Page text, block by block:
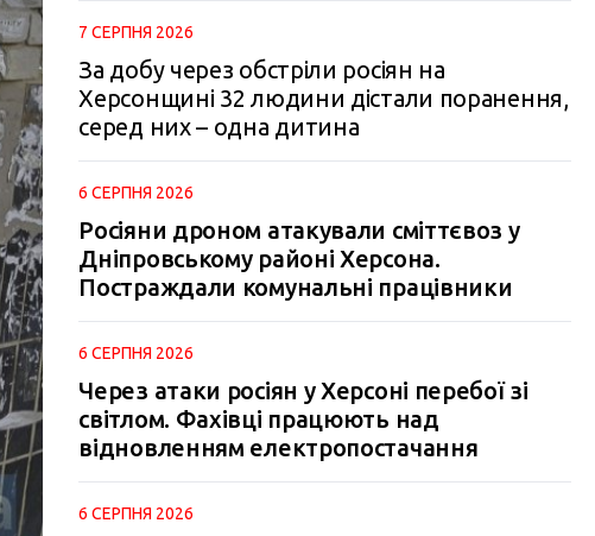
7 СЕРПНЯ 2026
За добу через обстріли росіян на
Херсонщині 32 людини дістали поранення,
серед них – одна дитина
6 СЕРПНЯ 2026
Росіяни дроном атакували сміттєвоз у
Дніпровському районі Херсона.
Постраждали комунальні працівники
6 СЕРПНЯ 2026
Через атаки росіян у Херсоні перебої зі
світлом. Фахівці працюють над
відновленням електропостачання
6 СЕРПНЯ 2026